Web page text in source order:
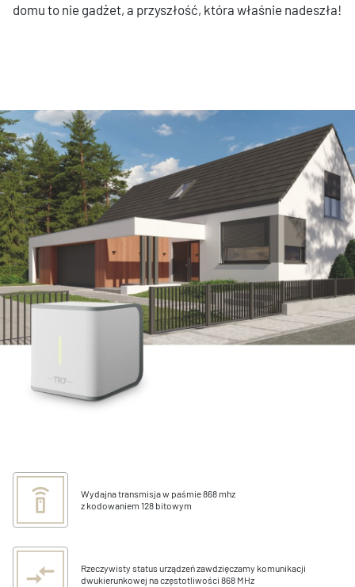
domu to nie gadżet, a przyszłość, która właśnie nadeszła!
Wydajna transmisja w paśmie 868 mhz
z kodowaniem 128 bitowym
Rzeczywisty status urządzeń zawdzięczamy komunikacji
dwukierunkowej na częstotliwości 868 MHz